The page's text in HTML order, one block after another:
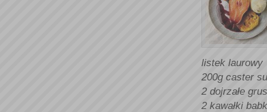
listek laurowy
200g caster
2 dojrzałe
2 kawałki